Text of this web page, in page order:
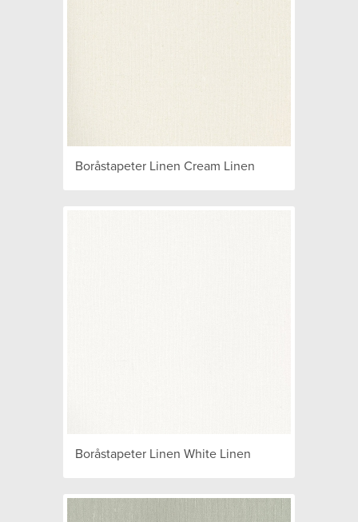
Boråstapeter Linen Cream Linen
Boråstapeter Linen White Linen